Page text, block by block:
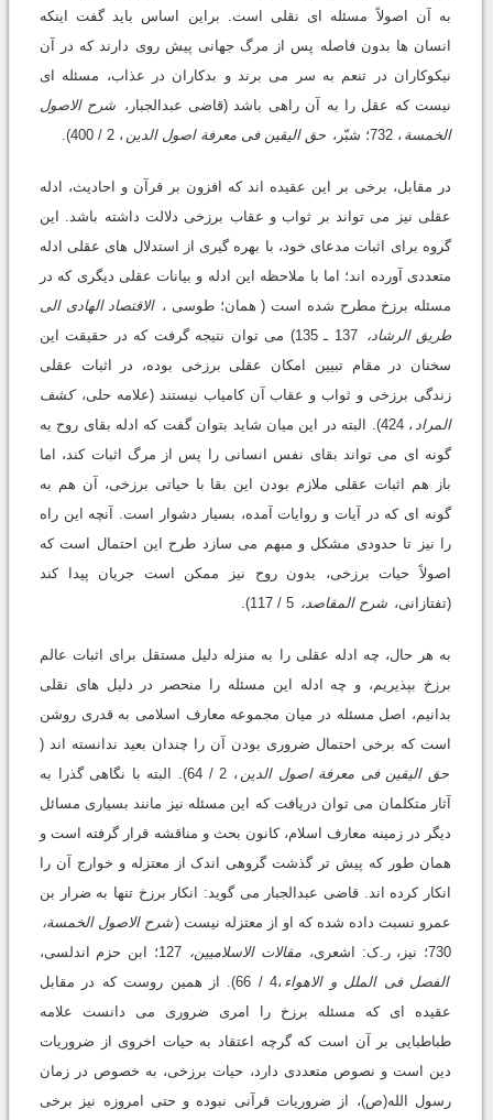
به آن اصولاً مسئله اى نقلى است. براین اساس باید گفت اینکه
انسان ها بدون فاصله پس از مرگ جهانى پیش روى دارند که در آن
نیکوکاران در تنعم به سر مى برند و بدکاران در عذاب، مسئله اى
نیست که عقل را به آن راهى باشد (قاضى عبدالجبار، شرح الاصول
الخمسة ، 732؛ شبّر، حق الیقین فى معرفة اصول الدین ، 2 / 400).
در مقابل، برخى بر این عقیده اند که افزون بر قرآن و احادیث، ادله
عقلى نیز مى تواند بر ثواب و عقاب برزخى دلالت داشته باشد. این
گروه براى اثبات مدعاى خود، با بهره گیرى از استدلال هاى عقلى ادله
متعددى آورده اند؛ اما با ملاحظه این ادله و بیانات عقلى دیگرى که در
مسئله برزخ مطرح شده است ( همان؛ طوسى ، الاقتصاد الهادى الى
طریق الرشاد،
137 ـ 135) مى توان نتیجه گرفت که در حقیقت این
سخنان در مقام تبیین امکان عقلى برزخى بوده، در اثبات عقلى
زندگى برزخى و ثواب و عقاب آن کامیاب نیستند (علامه حلى،کشف
المراد
، 424). البته در این میان شاید بتوان گفت که ادله بقاى روح به
گونه اى مى تواند بقاى نفس انسانى را پس از مرگ اثبات کند، اما
باز هم اثبات عقلى ملازم بودن این بقا با حیاتى برزخى، آن هم به
گونه اى که در آیات و روایات آمده، بسیار دشوار است. آنچه این راه
را نیز تا حدودى مشکل و مبهم مى سازد طرح این احتمال است که
اصولاً حیات برزخى، بدون روح نیز ممکن است جریان پیدا کند
(تفتازانى، شرح المقاصد،
به هر حال، چه ادله عقلى را به منزله دلیل مستقل براى اثبات عالم
برزخ بپذیریم، و چه ادله این مسئله را منحصر در دلیل هاى نقلى
بدانیم، اصل مسئله در میان مجموعه معارف اسلامى به قدرى روشن
است که برخى احتمال ضرورى بودن آن را چندان بعید ندانسته اند (
حق الیقین فى معرفة اصول الدین
، 2 / 64). البته با نگاهى گذرا به
آثار متکلمان مى توان دریافت که این مسئله نیز مانند بسیارى مسائل
دیگر در زمینه معارف اسلام، کانون بحث و مناقشه قرار گرفته است و
همان طور که پیش تر گذشت گروهى اندک از معتزله و خوارج آن را
انکار کرده اند. قاضى عبدالجبار مى گوید: انکار برزخ تنها به ضرار بن
عمرو نسبت داده شده که او از معتزله نیست (شرح الاصول الخمسة،
730؛ نیز، ر.ک: اشعرى،
مقالات الاسلامیین، 127؛ ابن حزم اندلسى،
الفصل فى الملل و الاهواء
،4 / 66). از همین روست که در مقابل
عقیده اى که مسئله برزخ را امرى ضرورى مى دانست علامه
طباطبایى بر آن است که گرچه اعتقاد به حیات اخروى از ضروریات
دین است و نصوص متعددى دارد، حیات برزخى، به خصوص در زمان
رسول الله(ص)، از ضروریات قرآنى نبوده و حتى امروزه نیز برخى